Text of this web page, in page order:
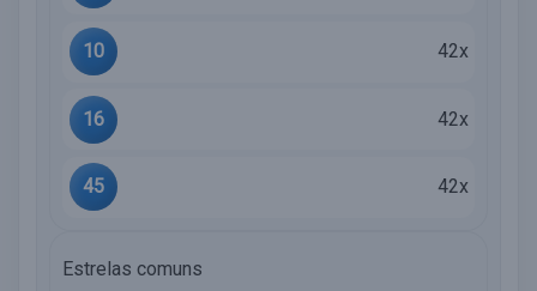
10 42x
16 42x
45 42x
Estrelas comuns